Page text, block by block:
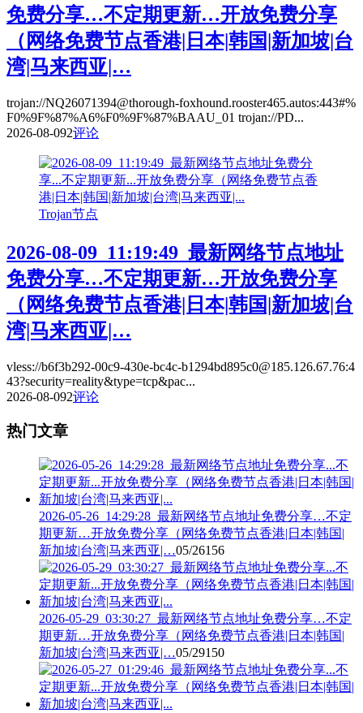
免费分享…不定期更新…开放免费分享
（网络免费节点香港|日本|韩国|新加坡|台
湾|马来西亚|…
trojan://NQ26071394@thorough-foxhound.rooster465.autos:443#%
F0%9F%87%A6%F0%9F%87%BAAU_01 trojan://PD...
2026-08-092评论
Trojan节点
2026-08-09_11:19:49_最新网络节点地址
免费分享…不定期更新…开放免费分享
（网络免费节点香港|日本|韩国|新加坡|台
湾|马来西亚|…
vless://b6f3b292-00c9-430e-bc4c-b1294bd895c0@185.126.67.76:4
43?security=reality&type=tcp&pac...
2026-08-092评论
热门文章
2026-05-26_14:29:28_最新网络节点地址免费分享…不定
期更新…开放免费分享（网络免费节点香港|日本|韩国|
新加坡|台湾|马来西亚|…05/26156
2026-05-29_03:30:27_最新网络节点地址免费分享…不定
期更新…开放免费分享（网络免费节点香港|日本|韩国|
新加坡|台湾|马来西亚|…05/29150